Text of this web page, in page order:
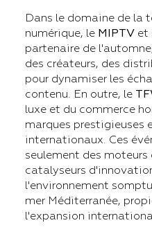
Dans le domaine de la
numérique, le MIPTV et
partenaire de
des créateurs, des
pour dynamiser les
contenu. En outre, le
luxe et du commerce
marques prestigieuses
internationaux. Ces
seulement des
catalyseurs
l'environnement
mer Méditerranée,
l'expansion